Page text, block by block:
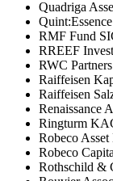
Quadriga
RMF Fund
RREEF
RWC
Raiffeisen
Raiffeisen
Renaissance
Ringturm
Robeco Asset
Robeco
Rothschild &